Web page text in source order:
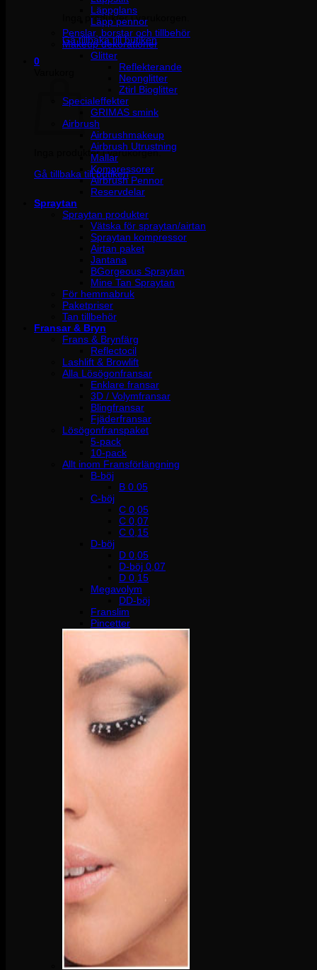
Inga produkter i varukorgen.
Gå tillbaka till butiken
0
Inga produkter i varukorgen.
Gå tillbaka till butiken
Läppglans
Läpp pennor
Penslar, borstar och tillbehör
Makeup dekorationer
Glitter
Reflekterande
Neonglitter
Ztirl Bioglitter
Specialeffekter
GRIMAS smink
Airbrush
Airbrushmakeup
Airbrush Utrustning
Mallar
Kompressorer
Airbrush Pennor
Reservdelar
Spraytan
Spraytan produkter
Vätska för spraytan/airtan
Spraytan kompressor
Airtan paket
Jantana
BGorgeous Spraytan
Mine Tan Spraytan
För hemmabruk
Paketpriser
Tan tillbehör
Fransar & Bryn
Frans & Brynfärg
Reflectocil
Lashlift & Browlift
Alla Lösögonfransar
Enklare fransar
3D / Volymfransar
Blingfransar
Fjäderfransar
Lösögonfranspaket
5-pack
10-pack
Allt inom Fransförlängning
B-böj
B 0.05
C-böj
C 0,05
C 0,07
C 0,15
D-böj
D 0,05
D-böj 0,07
D 0,15
Megavolym
DD-böj
Franslim
Pincetter